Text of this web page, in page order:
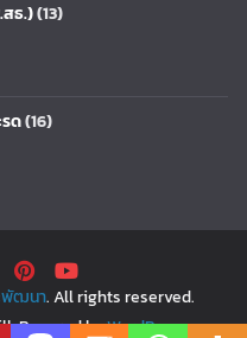
ธ.)(13)
ด(16)
พัฒนา. All rights reserved.
Powered byWordPress.